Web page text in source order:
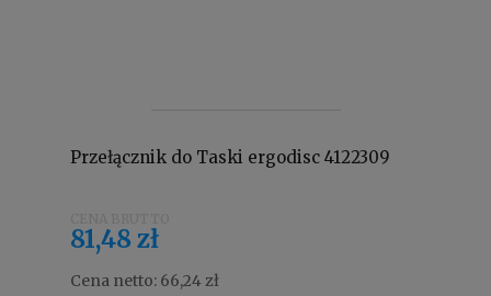
Przełącznik do Taski ergodisc 4122309
81,48 zł
Cena netto: 66,24 zł